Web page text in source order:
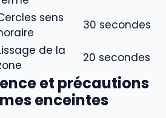
sens
30 secondes
de la
20 secondes
et précautions
enceintes